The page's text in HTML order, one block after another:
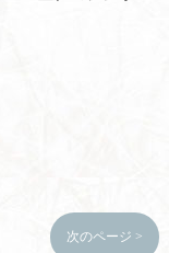
次のページ >